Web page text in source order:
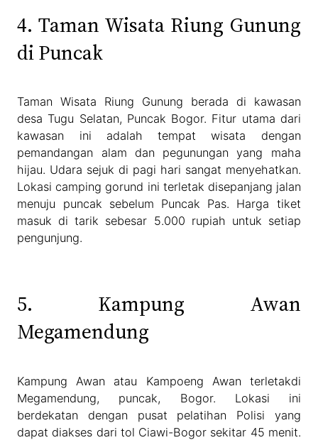
4. Taman Wisata Riung Gunung
di Puncak
Taman Wisata Riung Gunung berada di kawasan
desa Tugu Selatan, Puncak Bogor. Fitur utama dari
kawasan ini adalah tempat wisata dengan
pemandangan alam dan pegunungan yang maha
hijau. Udara sejuk di pagi hari sangat menyehatkan.
Lokasi camping gorund ini terletak disepanjang jalan
menuju puncak sebelum Puncak Pas. Harga tiket
masuk di tarik sebesar 5.000 rupiah untuk setiap
pengunjung.
5. Kampung Awan
Megamendung
Kampung Awan atau Kampoeng Awan terletakdi
Megamendung, puncak, Bogor. Lokasi ini
berdekatan dengan pusat pelatihan Polisi yang
dapat diakses dari tol Ciawi-Bogor sekitar 45 menit.